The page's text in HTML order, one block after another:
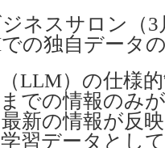
ネスサロン（3
の独自データ
LLM）の仕様
での情報のみ
新の情報が反
習データとし